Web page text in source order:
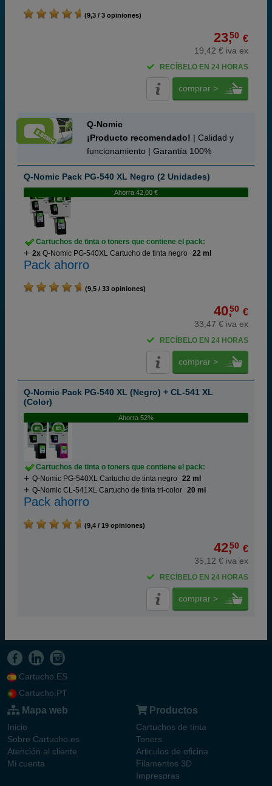
(9,3 / 3 opiniones)
23,50 €
19,42 € iva ex
RECÍBELO EN 24 HORAS
comprar >
Q-Nomic
¡Producto recomendado! | Calidad y
funcionamiento | Garantía 100%
Q-Nomic Pack PG-540 XL Negro (2 Unidades)
Ahorra 42,00 €
Cartuchos de tinta o toners que contiene el pack:
2x Q-Nomic PG-540XL Cartucho de tinta negro 22 ml
Pack ahorro
(9,5 / 33 opiniones)
40,50 €
33,47 € iva ex
RECÍBELO EN 24 HORAS
comprar >
Q-Nomic Pack PG-540 XL (Negro) + CL-541 XL
(Color)
Ahorra 52%
Cartuchos de tinta o toners que contiene el pack:
Q-Nomic PG-540XL Cartucho de tinta negro
22 ml
Q-Nomic CL-541XL Cartucho de tinta tri-color 20 ml
Pack ahorro
(9,4 / 19 opiniones)
42,50 €
35,12 € iva ex
RECÍBELO EN 24 HORAS
comprar >
Cartucho.ES
Cartucho.PT
Mapa web
Inicio
Sobre Cartucho.es
Atención al cliente
Mi cuenta
Productos
Cartuchos de tinta
Toners
Articulos de oficina
Filamentos 3D
Impresoras